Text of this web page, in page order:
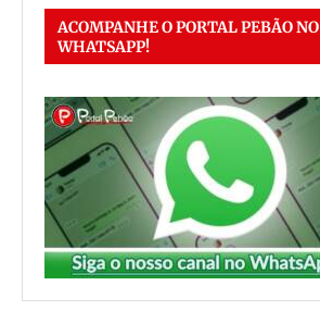
ACOMPANHE O PORTAL PEBÃO NO
WHATSAPP!